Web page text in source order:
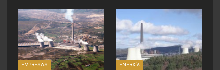
EMPRESAS ENERXÍA